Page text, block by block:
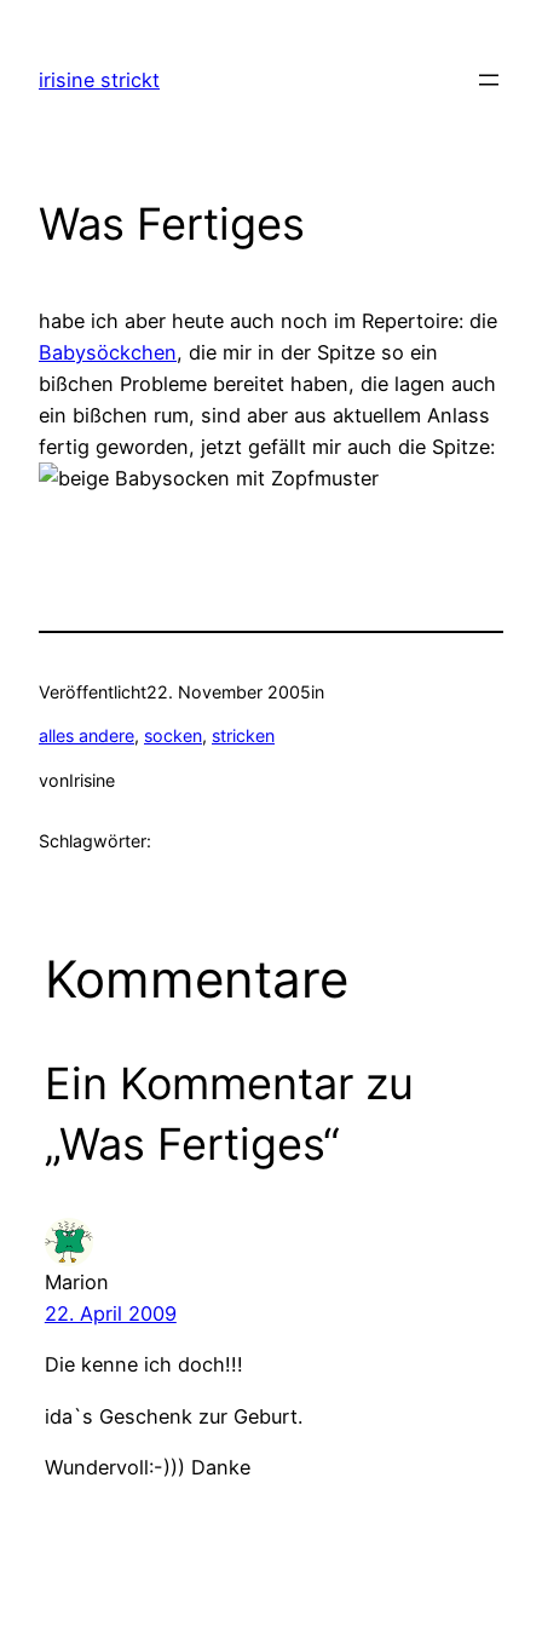
springen
irisine strickt
Was Fertiges
habe ich aber heute auch noch im Repertoire: die
Babysöckchen, die mir in der Spitze so ein
bißchen Probleme bereitet haben, die lagen auch
ein bißchen rum, sind aber aus aktuellem Anlass
fertig geworden, jetzt gefällt mir auch die Spitze:
Veröffentlicht22. November 2005in
alles andere, socken, stricken
vonIrisine
Schlagwörter:
Kommentare
Ein Kommentar zu
„Was Fertiges“
Marion
22. April 2009
Die kenne ich doch!!!
ida`s Geschenk zur Geburt.
Wundervoll:-))) Danke